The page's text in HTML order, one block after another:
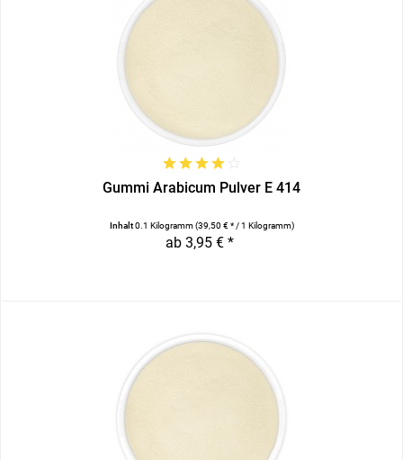
Gummi Arabicum Pulver E 414
Inhalt0.1 Kilogramm(39,50 € * / 1 Kilogramm)
ab 3,95 € *